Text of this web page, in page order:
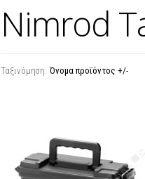
Nimrod
Ταξινόμηση: Όνομα προϊόντος +/-